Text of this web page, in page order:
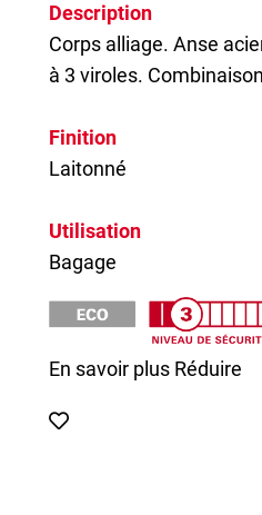
Description
Corps alliage. Anse
à 3 viroles.
Finition
Laitonné
Utilisation
Bagage
En savoir plus Réduire